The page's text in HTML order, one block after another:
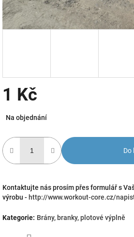
1 Kč
cena:
Na objednání
Do
Kontaktujte nás prosím přes formulář s
výrobu - http://www.workout-core.cz/
Kategorie: Brány, branky, plotové výplně